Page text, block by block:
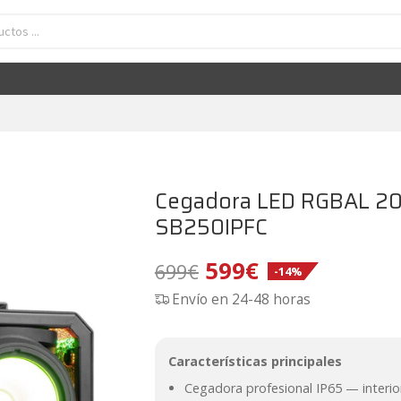
Cegadora LED RGBAL
SB250IPFC
699€ El
precio
era:
599€El
precio
es:
-14%
Envío en 24-48 horas
Características principales
Cegadora profesional IP65 —
precioprecio